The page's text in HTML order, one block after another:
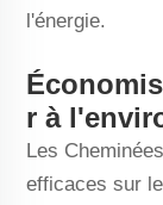
l'énergie.
r à
Les
efficaces sur